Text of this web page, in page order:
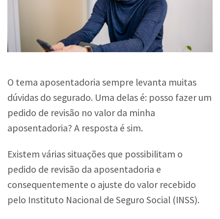
O tema aposentadoria sempre levanta muitas
dúvidas do segurado. Uma delas é: posso fazer um
pedido de revisão no valor da minha
aposentadoria? A resposta é sim.
Existem várias situações que possibilitam o
pedido de revisão da aposentadoria e
consequentemente o ajuste do valor recebido
pelo Instituto Nacional de Seguro Social (INSS).